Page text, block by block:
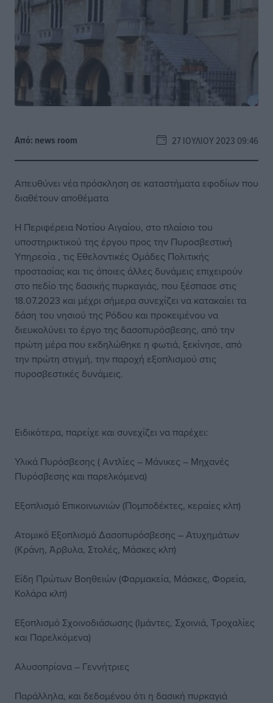
Από: news room 27 ΙΟΥΛΊΟΥ 2023 09:46
Απευθύνει νέα πρόσκληση σε καταστήματα εφοδίων που
διαθέτουν αποθέματα
Η Περιφέρεια Νοτίου Αιγαίου, στο πλαίσιο του
υποστηρικτικού της έργου προς την Πυροσβεστική
Υπηρεσία , τις Εθελοντικές Ομάδες Πολιτικής
προστασίας και τις όποιες άλλες δυνάμεις επιχειρούν
στο πεδίο της δασικής πυρκαγιάς, που ξέσπασε στις
18.07.2023 και μέχρι σήμερα συνεχίζει να κατακαίει τα
δάση του νησιού της Ρόδου και προκειμένου να
διευκολύνει το έργο της δασοπυρόσβεσης, από την
πρώτη μέρα που εκδηλώθηκε η φωτιά, ξεκίνησε, από
την πρώτη στιγμή, την παροχή εξοπλισμού στις
πυροσβεστικές δυνάμεις.
Ειδικότερα, παρείχε και συνεχίζει να παρέχει:
Υλικά Πυρόσβεσης ( Αντλίες – Μάνικες – Μηχανές
Πυρόσβεσης και παρελκόμενα)
Εξοπλισμό Επικοινωνιών (Πομποδέκτες, κεραίες κλπ)
Ατομικό Εξοπλισμό Δασοπυρόσβεσης – Ατυχημάτων
(Κράνη, Άρβυλα, Στολές, Μάσκες κλπ)
Είδη Πρώτων Βοηθειών (Φαρμακεία, Μάσκες, Φορεία,
Κολάρα κλπ)
Εξοπλισμό Σχοινοδιάσωσης (Ιμάντες, Σχοινιά, Τροχαλίες
και Παρελκόμενα)
Αλυσοπρίονα – Γεννήτριες
Παράλληλα, και δεδομένου ότι η δασική πυρκαγιά